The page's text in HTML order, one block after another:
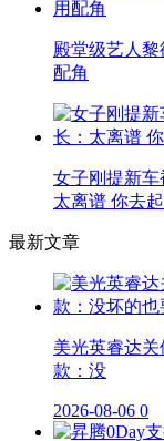
殿堂级艺人
配角
女子刚提新车
太离谱 你去
最新文章
美光英睿达
款：没
2026-08-06 0